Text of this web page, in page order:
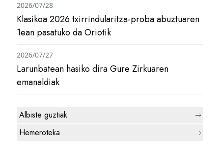
Klasikoa 2026 txirrindularitza-proba abuztuaren
1ean pasatuko da Oriotik
2026/07/28
Larunbatean hasiko dira Gure Zirkuaren
emanaldiak
2026/07/27
Albiste guztiak
Hemeroteka